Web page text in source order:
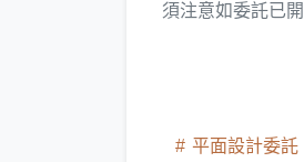
須注意如委託已
平面設計委託